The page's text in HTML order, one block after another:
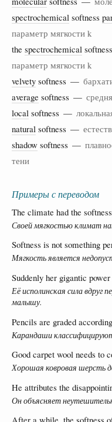
spectrochemical softness
параметр мягкости k
the spectrochemical softness
параметр мягкости k
velvety softness —
average softness —
local softness —
natural softness —
shadow softness —
тени
Примеры с переводом
The climate had the
Своей мягкостью климат
Softness is not something
Мягкость является
Suddenly her gigantic
Её исполинская сила вдруг
малышу.
Pencils are graded
Карандаши
Good carpet wool needs to
Хорошая ковровая шерсть
He attributes the
Он объясняет